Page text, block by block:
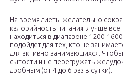
На время диеты желательно
калорийность питания. Лучше
находиться в диапазоне 1200-
подойдет для тех, кто не
для активно занимающихся.
сытости и не перегружать
дробным (от 4 до 6 раз в сутки).